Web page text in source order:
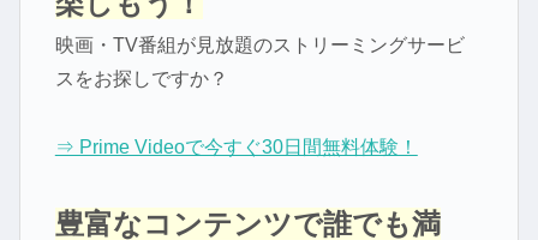
映画・TV番組が見放題のストリーミングサービ
スをお探しですか？
⇒ Prime Videoで今すぐ30日間無料体験！
豊富なコンテンツで誰でも満